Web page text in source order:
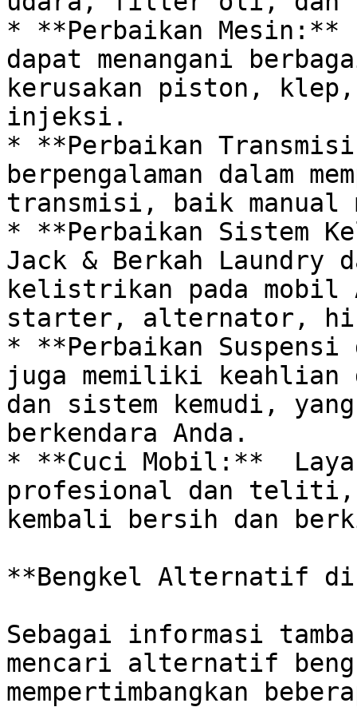
* **Perbaikan Mesin:**
dapat menangani
kerusakan piston,
injeksi.
* **Perbaikan
berpengalaman dalam
transmisi, baik manual
* **Perbaikan Sistem
Jack & Berkah Laundry
kelistrikan pada
starter, alternator,
* **Perbaikan
juga memiliki keahlian
dan sistem kemudi, yang
berkendara Anda.
* **Cuci Mobil:**
profesional dan teliti,
kembali bersih dan
**Bengkel Alternatif di
Sebagai informasi
mencari alternatif
mempertimbangkan